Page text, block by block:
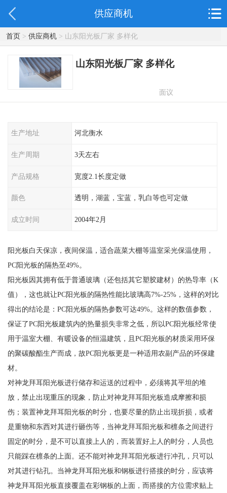
供应商机
首页> 供应商机> 山东阳光板厂家 多样化
山东阳光板厂家 多样化
面议
生产地址 河北衡水
生产周期 3天左右
产品规格 宽度2.1长度定做
颜色 透明，湖蓝，宝蓝，乳白等也可定做
成立时间 2004年2月
阳光板白天保凉，夜间保温，适合蔬菜大棚等温室采光保温使用，
PC阳光板的隔热至49%。
阳光板因其拥有低于普通玻璃（还包括其它塑胶建材）的热导率（K
值），这也就让PC阳光板的隔热性能比玻璃高7%-25%，这样的对比
得出的结论是：PC阳光板的隔热参数可达49%。这样的数值参数，
保证了PC阳光板建筑内的热量损失非常之低，所以PC阳光板经常使
用于温室大棚、有暖设备的恒温建筑，且PC阳光板的材质采用环保
的聚碳酸酯生产而成，故PC阳光板更是一种适用农副产品的环保建
材。
对神龙拜耳阳光板进行储存和运送的过程中，必须将其平坦的堆
放，禁止出现重压的现象，防止对神龙拜耳阳光板造成摩擦和损
伤；装置神龙拜耳阳光板的时分，也要尽量的防止出现折损，或者
是重物和东西对其进行砸伤等，当神龙拜耳阳光板和檩条之间进行
固定的时分，是不可以直接上人的，而装置好上人的时分，人员也
只能踩在檩条的上面。还不能对神龙拜耳阳光板进行冲孔，只可以
对其进行钻孔。当神龙拜耳阳光板和钢板进行搭接的时分，应该将
神龙拜耳阳光板直接覆盖在彩钢板的上面，而搭接的方位需求贴上